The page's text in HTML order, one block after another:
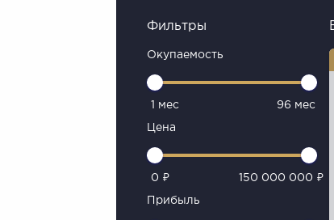
Фильтры
Окупаемость
1 мес 96 мес
Цена
0 ₽ 150 000 000 ₽
Прибыль